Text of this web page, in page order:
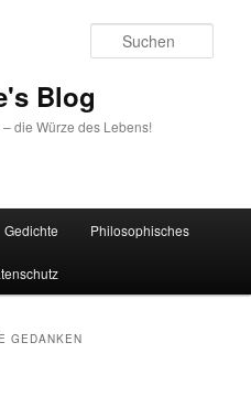
Blog
die Würze des Lebens!
Gedichte Philosophisches
GEDANKEN